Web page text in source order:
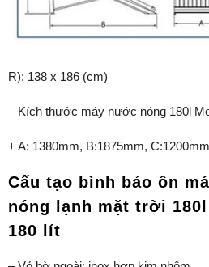
R): 138 x 186 (cm)
– Kích thước máy nước nóng 180l
+ A: 1380mm, B:1875mm, C:1200mm
Cấu tạo bình bảo ôn
nóng lạnh mặt trời 180l
180 lít